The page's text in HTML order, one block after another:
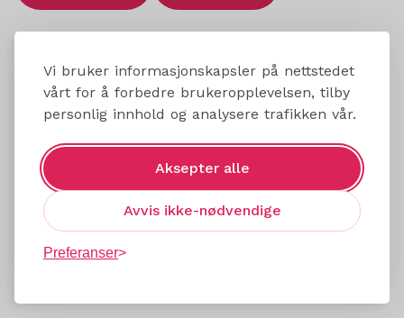
Vi bruker informasjonskapsler på nettstedet
vårt for å forbedre brukeropplevelsen, tilby
personlig innhold og analysere trafikken vår.
Aksepter alle
Avvis ikke-nødvendige
Preferanser